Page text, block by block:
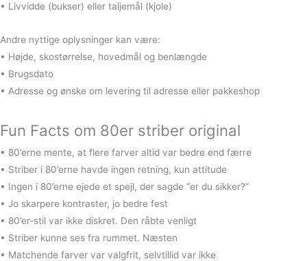
• Livvidde (bukser) eller taljemål (kjole)
Andre nyttige oplysninger kan være:
• Højde, skostørrelse, hovedmål og benlængde
• Brugsdato
• Adresse og ønske om levering til adresse eller pakkeshop
Fun Facts om 80er striber original
• 80’erne mente, at flere farver altid var bedre end færre
• Striber i 80’erne havde ingen retning, kun attitude
• Ingen i 80’erne ejede et spejl, der sagde “er du sikker?”
• Jo skarpere kontraster, jo bedre fest
• 80’er-stil var ikke diskret. Den råbte venligt
• Striber kunne ses fra rummet. Næsten
• Matchende farver var valgfrit, selvtillid var ikke